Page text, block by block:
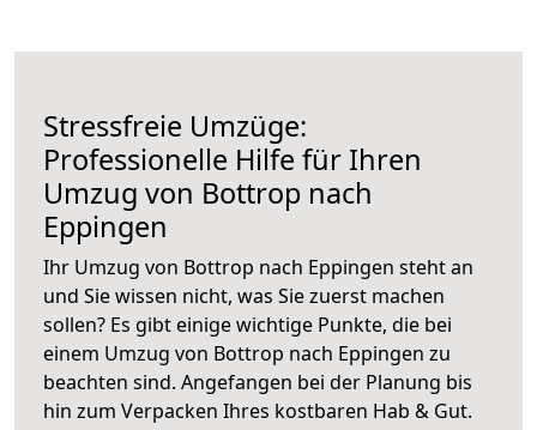
Stressfreie Umzüge:
Professionelle Hilfe für Ihren
Umzug von Bottrop nach
Eppingen
Ihr Umzug von Bottrop nach Eppingen steht an
und Sie wissen nicht, was Sie zuerst machen
sollen? Es gibt einige wichtige Punkte, die bei
einem Umzug von Bottrop nach Eppingen zu
beachten sind. Angefangen bei der Planung bis
hin zum Verpacken Ihres kostbaren Hab & Gut.